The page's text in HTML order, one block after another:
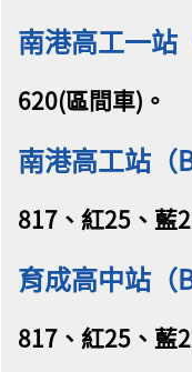
南港高工一站
620(區間車)。
南港高工站（
817、紅25、藍
育成高中站（
817、紅25、藍